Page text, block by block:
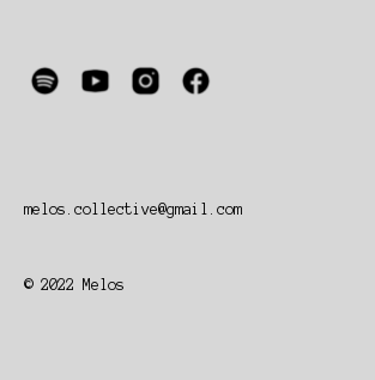
melos.collective@gmail.com
© 2022 Melos